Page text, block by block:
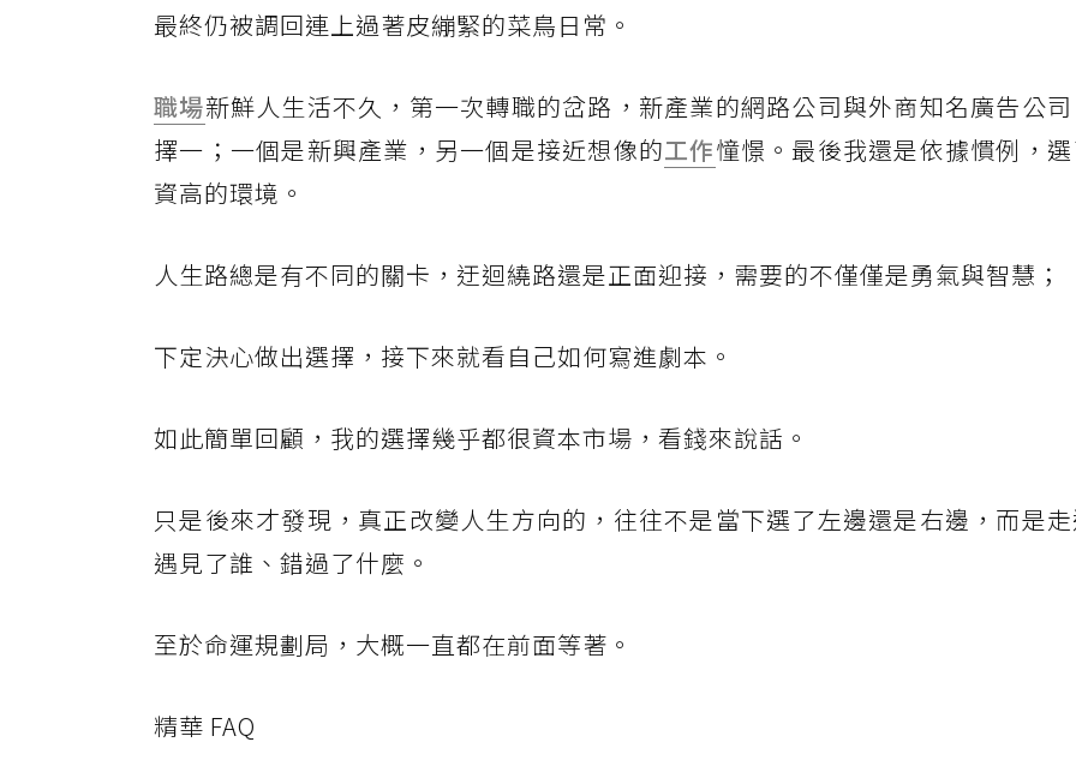
最終仍被調回連上過著皮繃緊的菜鳥日常。
職場新鮮人生活不久，第一次轉職的岔路，新產業的網路公司與外商知名廣告公
擇一；一個是新興產業，另一個是接近想像的工作憧憬。最後我還是依據慣例，
資高的環境。
人生路總是有不同的關卡，迂迴繞路還是正面迎接，需要的不僅僅是勇氣與智慧；
下定決心做出選擇，接下來就看自己如何寫進劇本。
如此簡單回顧，我的選擇幾乎都很資本市場，看錢來說話。
只是後來才發現，真正改變人生方向的，往往不是當下選了左邊還是右邊，而是
遇見了誰、錯過了什麼。
至於命運規劃局，大概一直都在前面等著。
精華 FAQ